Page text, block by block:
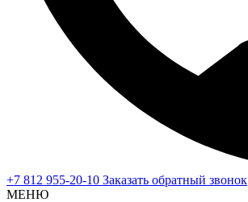
+7 812 955-20-10 Заказать обратный звонок
МЕНЮ